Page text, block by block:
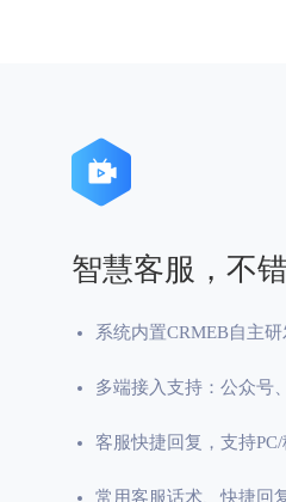
智慧客服，不
系统内置CRMEB自主
多端接入支持：公众号
客服快捷回复，支持
常用客服话术、快捷回